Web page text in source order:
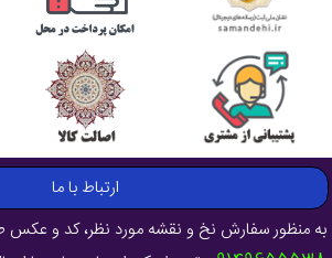
ارتباط با ما
به منظور سفارش نخ و نقشه مورد نظر، کد و عکس